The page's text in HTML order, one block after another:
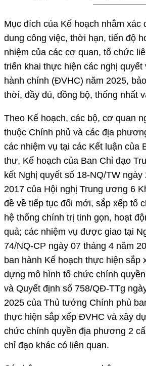
Mục đích của Kế hoạch nhằm xác
dung công việc, thời hạn, tiến độ
nhiệm của các cơ quan, tổ chức
triển khai thực hiện các nghị quyết
hành chính (ĐVHC) năm 2025,
thời, đầy đủ, đồng bộ, thống nhất
Theo Kế hoạch, các bộ, cơ quan
thuộc Chính phủ và các địa
các nhiệm vụ tại các Kết luận của
thư, Kế hoạch của Ban Chỉ đạo
kết Nghị quyết số 18-NQ/TW ngày
2017 của Hội nghị Trung ương 6
đề về tiếp tục đổi mới, sắp xếp tổ
hệ thống chính trị tinh gọn, hoạt
quả; các nhiệm vụ được giao tại
74/NQ-CP ngày 07 tháng 4 năm
ban hành Kế hoạch thực hiện sắp
dựng mô hình tổ chức chính
và Quyết định số 758/QĐ-TTg
2025 của Thủ tướng Chính phủ
thực hiện sắp xếp ĐVHC và xây
chức chính quyền địa phương 2
chỉ đạo khác có liên quan.